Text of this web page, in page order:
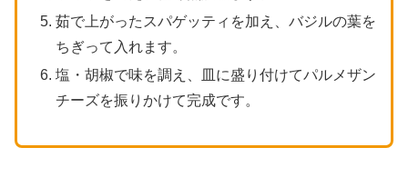
茹で上がったスパゲッティを加え、バジルの葉を
ちぎって入れます。
塩・胡椒で味を調え、皿に盛り付けてパルメザン
チーズを振りかけて完成です。